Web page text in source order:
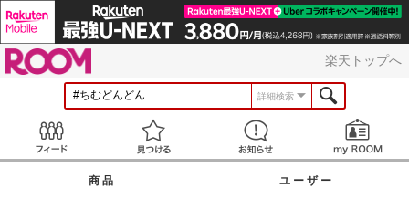
楽天トップへ
詳細検索
見つける お知らせ
商品 ユーザー